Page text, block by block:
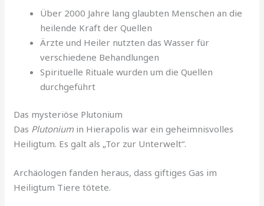
Über 2000 Jahre lang glaubten Menschen an die
heilende Kraft der Quellen
Ärzte und Heiler nutzten das Wasser für
verschiedene Behandlungen
Spirituelle Rituale wurden um die Quellen
durchgeführt
Das mysteriöse Plutonium
Das Plutoniumin Hierapolis war ein geheimnisvolles
Heiligtum. Es galt als „Tor zur Unterwelt“.
Archäologen fanden heraus, dass giftiges Gas im
Heiligtum Tiere tötete.